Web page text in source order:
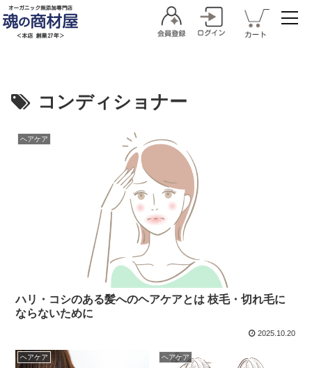
コンディショナー
ヘアケア
ハリ・コシのある髪へのヘアケアとは 枝毛・切れ毛に
ならないために
2025.10.20
ヘアケア ヘアケア